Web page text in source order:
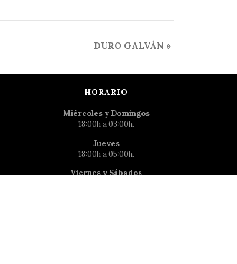
DURO GALVÁN »
HORARIO
Miércoles y Domingos
18:00h a 03:00h.
Jueves
18:00h a 05:00h.
Viernes y Sábados